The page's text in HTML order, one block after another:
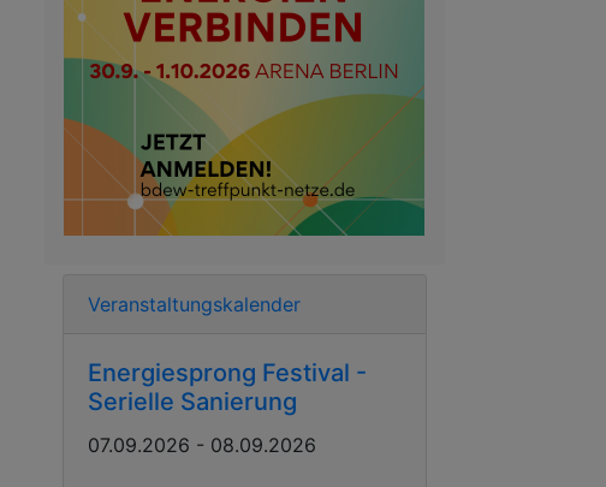
Veranstaltungskalender
Energiesprong Festival -
Serielle Sanierung
07.09.2026 - 08.09.2026